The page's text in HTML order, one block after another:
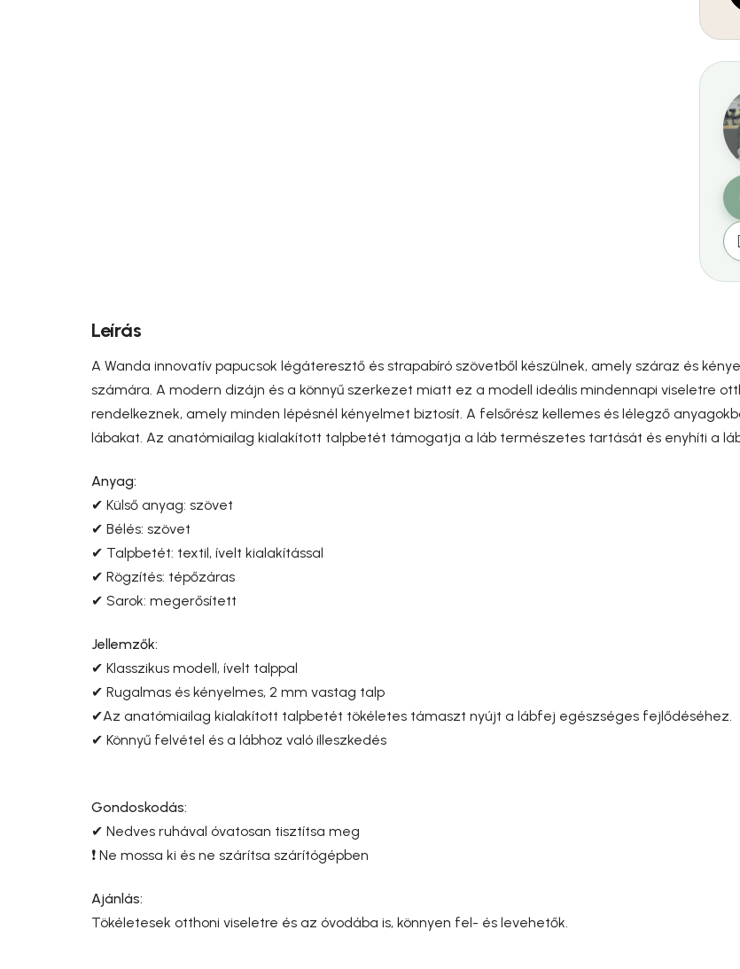
Leírás
A Wanda innovatív papucsok légáteresztő és strapabíró szövetből készülnek, amely száraz és
számára. A modern dizájn és a könnyű szerkezet miatt ez a modell ideális mindennapi viseletre
rendelkeznek, amely minden lépésnél kényelmet biztosít. A felsőrész kellemes és lélegző
lábakat. Az anatómiailag kialakított talpbetét támogatja a láb természetes tartását és enyhíti a
Anyag:
✔ Külső anyag: szövet
✔ Bélés: szövet
✔ Talpbetét: textil, ívelt kialakítással
✔ Rögzítés: tépőzáras
✔ Sarok: megerősített
Jellemzők:
✔ Klasszikus modell, ívelt talppal
✔ Rugalmas és kényelmes, 2 mm vastag talp
✔Az anatómiailag kialakított talpbetét tökéletes támaszt nyújt a lábfej egészséges fejlődéséhez.
✔ Könnyű felvétel és a lábhoz való illeszkedés
Gondoskodás:
✔ Nedves ruhával óvatosan tisztítsa meg
❗ Ne mossa ki és ne szárítsa szárítógépben
Ajánlás:
Tökéletesek otthoni viseletre és az óvodába is, könnyen fel- és levehetők.